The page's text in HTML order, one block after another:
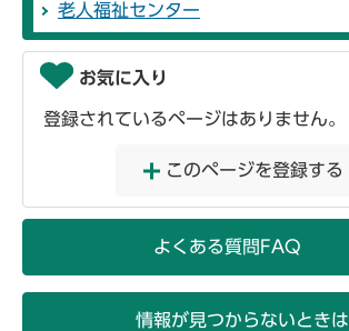
老人福祉センター
お気に入り
登録されているページはありません。
このページを登録する
よくある質問FAQ
情報が見つからないときは